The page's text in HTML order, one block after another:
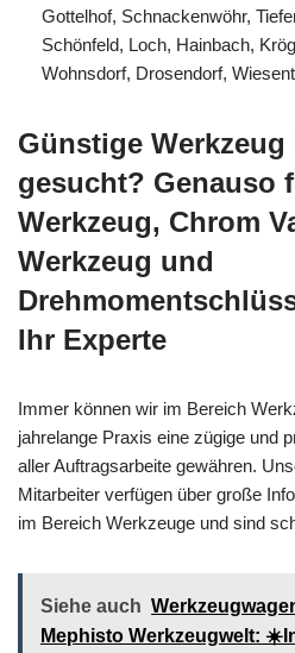
Gottelhof, Schnackenwöhr,
Schönfeld, Loch, Hainbach,
Wohnsdorf, Drosendorf,
Günstige
gesucht? Genauso
Werkzeug, Chrom
Werkzeug und
Ihr Experte
Immer können wir im Bereich
jahrelange Praxis eine zügige und
aller Auftragsarbeite gewähren.
Mitarbeiter verfügen über große
im Bereich Werkzeuge und sind
Siehe auch
Mephisto Werkzeugwelt: